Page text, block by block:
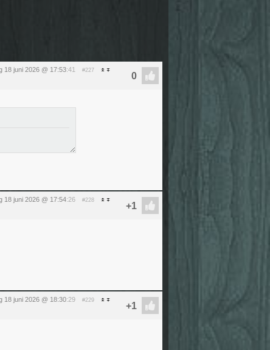
18 juni 2026 @ 17:53:41 #227
18 juni 2026 @ 17:54:26 #228
18 juni 2026 @ 18:30:29 #229